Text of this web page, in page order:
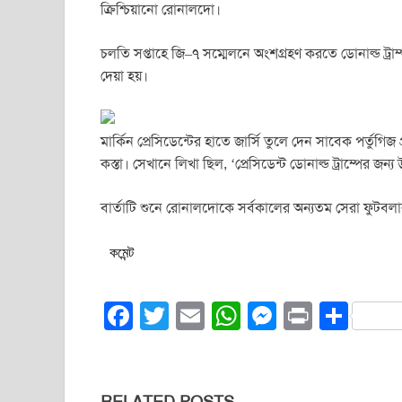
b
o
k
A n
ক্রিশ্চিয়ানো রোনালদো।
চলতি সপ্তাহে জি–৭ সম্মেলনে অংশগ্রহণ করতে ডোনাল্ড
দেয়া হয়।
মার্কিন প্রেসিডেন্টের হাতে জার্সি তুলে দেন সাবেক
কস্তা। সেখানে লিখা ছিল, ‘প্রেসিডেন্ট ডোনাল্ড ট্রাম্পের
বার্তাটি শুনে রোনালদোকে সর্বকালের অন্যতম সেরা
কমেন্ট
F
T
E
W M Pr S